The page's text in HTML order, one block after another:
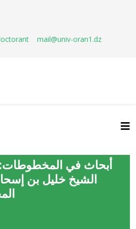
mail@univ-oran1.dz
أبحاث في المخطوطات:
الشيخ خليل بن